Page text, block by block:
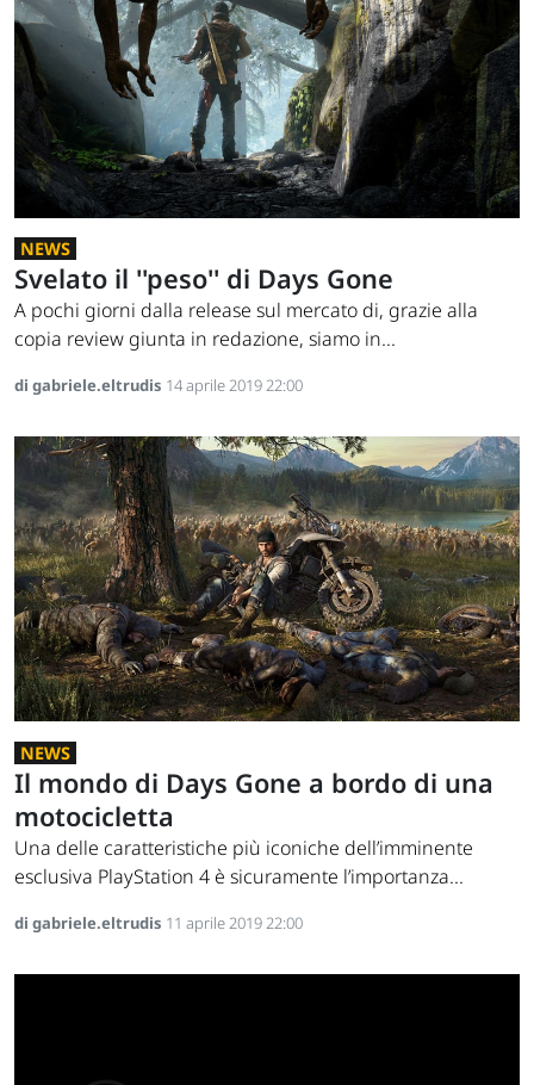
NEWS
Svelato il ''peso'' di Days Gone
A pochi giorni dalla release sul mercato di, grazie alla
copia review giunta in redazione, siamo in...
di gabriele.eltrudis 14 aprile 2019 22:00
NEWS
Il mondo di Days Gone a bordo di una
motocicletta
Una delle caratteristiche più iconiche dell’imminente
esclusiva PlayStation 4 è sicuramente l’importanza...
di gabriele.eltrudis 11 aprile 2019 22:00